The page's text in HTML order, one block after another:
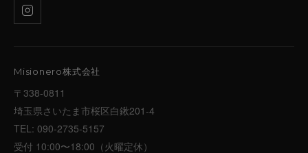
Misionero株式会社
〒338-0811
埼玉県さいたま市桜区白鍬201-4
TEL: 090-2735-5157
受付 10:00〜18:00（火曜定休）